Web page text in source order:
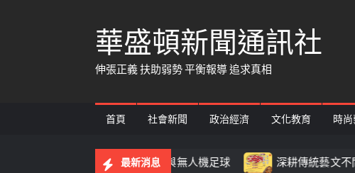
華盛頓新聞通訊社
伸張正義 扶助弱勢 平衡報導 追求真相
首頁 社會新聞 政治經濟 文化教育 時
最新消息
挑戰穿越賽與無人機足球 深耕傳統藝文不間斷！「115年百